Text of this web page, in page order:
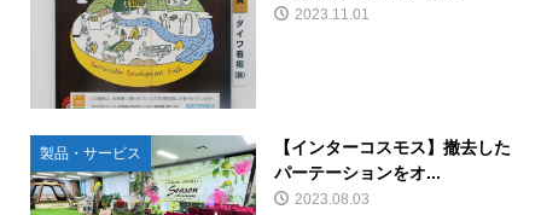
2023.11.01
製品・サービス
【インターコスモス】撤去した
パーテーションをオ...
2023.08.03